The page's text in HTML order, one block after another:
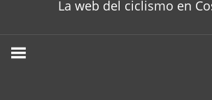
La web del ciclismo en